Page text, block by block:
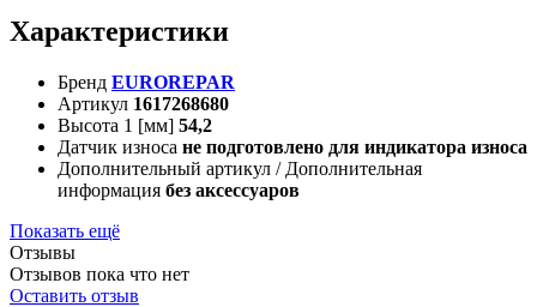
Характеристики
Бренд EUROREPAR
Артикул 1617268680
Высота 1 [мм] 54,2
Датчик износа не подготовлено для индикатора износа
Дополнительный артикул / Дополнительная
информация без аксессуаров
Показать ещё
Отзывы
Отзывов пока что нет
Оставить отзыв